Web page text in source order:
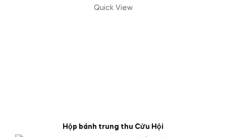
Quick View
Hộp bánh trung thu Cửu Hội